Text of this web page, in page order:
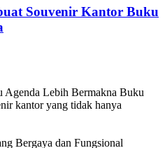
Souvenir Kantor Buku
Lebih Bermakna Buku
kantor yang tidak hanya